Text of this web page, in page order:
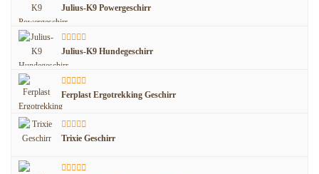
Julius-K9 Powergeschirr
Julius-K9 Hundegeschirr
Ferplast Ergotrekking Geschirr
Trixie Geschirr